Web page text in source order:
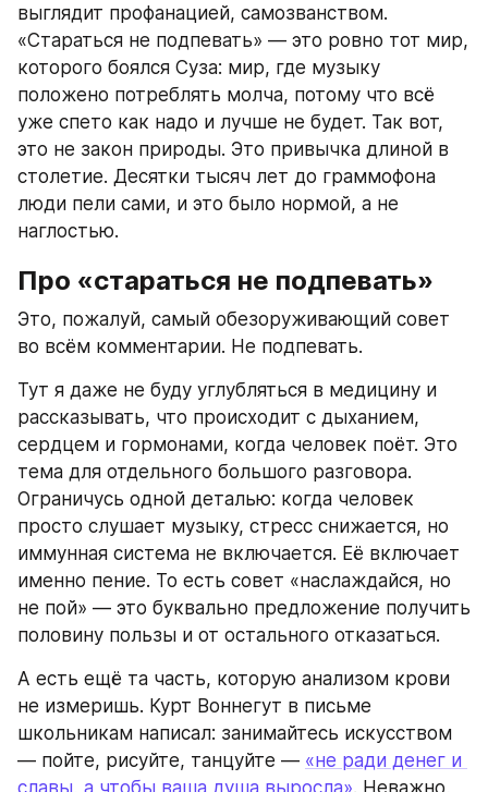
выглядит профанацией, самозванством.
«Стараться не подпевать» — это ровно тот мир,
которого боялся Суза: мир, где музыку
положено потреблять молча, потому что всё
уже спето как надо и лучше не будет. Так вот,
это не закон природы. Это привычка длиной в
столетие. Десятки тысяч лет до граммофона
люди пели сами, и это было нормой, а не
наглостью.
Про «стараться не подпевать»
Это, пожалуй, самый обезоруживающий совет
во всём комментарии. Не подпевать.
Тут я даже не буду углубляться в медицину и
рассказывать, что происходит с дыханием,
сердцем и гормонами, когда человек поёт. Это
тема для отдельного большого разговора.
Ограничусь одной деталью: когда человек
просто слушает музыку, стресс снижается, но
иммунная система не включается. Её включает
именно пение. То есть совет «наслаждайся, но
не пой» — это буквально предложение получить
половину пользы и от остального отказаться.
А есть ещё та часть, которую анализом крови
не измеришь. Курт Воннегут в письме
школьникам написал: занимайтесь искусством
— пойте, рисуйте, танцуйте — «не ради денег и
славы, а чтобы ваша душа выросла». Неважно,